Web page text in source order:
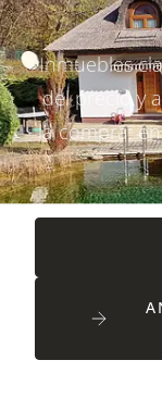
Inmuebles
del precio y
la compra: